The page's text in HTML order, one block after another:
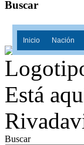
Buscar
Inicio Nación
Está
Buscar